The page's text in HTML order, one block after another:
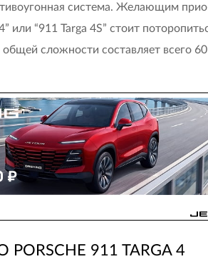
система. Желающим
или “911 Targa 4S” стоит
общей сложности составляет всего 60
911 TARGA 4